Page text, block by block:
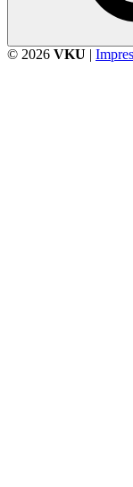
© 2026 VKU |